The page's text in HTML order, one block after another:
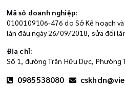
Mã số doanh nghiệp:
0100109106-476 do Sở Kế hoạch
lần đầu ngày 26/09/2018, sửa đổi
Địa chỉ:
Số 1, đường Trần Hữu Dực, Phường
0985538080